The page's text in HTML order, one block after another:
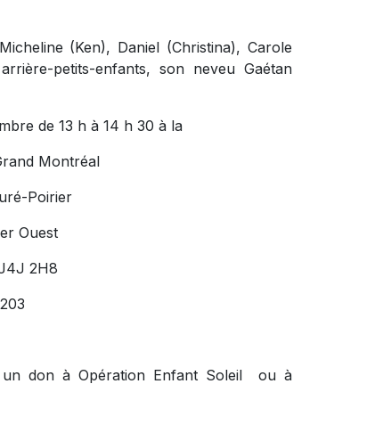
(Ken), Daniel (Christina), Carole
petits-enfants, son neveu Gaétan
de 13 h à 14 h 30 à la
Montréal
Poirier
Ouest
2H8
un don à Opération Enfant Soleil ou à